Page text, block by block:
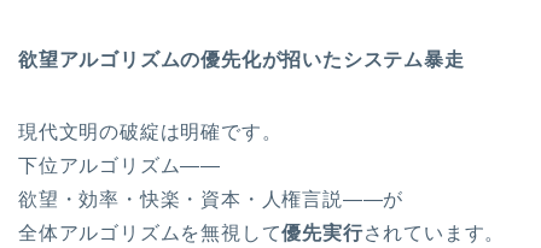
欲望アルゴリズムの優先化が招いたシステム暴走
現代文明の破綻は明確です。
下位アルゴリズム――
欲望・効率・快楽・資本・人権言説――が
全体アルゴリズムを無視して優先実行されています。